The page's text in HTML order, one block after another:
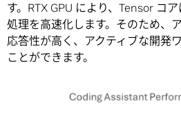
す。RTX GPU により、Tensor コ
処理を高速化します。そのため、
応答性が高く、アクティブな開発
ことができます。